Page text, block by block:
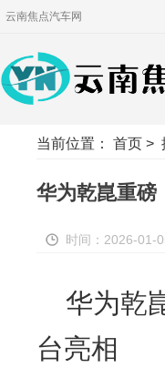
云南焦点汽车网
当前位置： 首页 >
华为乾崑重磅
时间：2026-01-
华为乾
台亮相